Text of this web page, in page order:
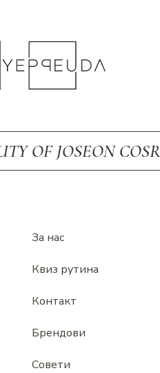
COSRX
За нас
Квиз рутина
Контакт
Брендови
Совети